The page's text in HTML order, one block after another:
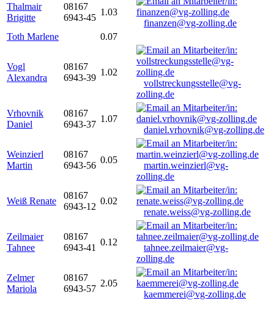
Thalmair
Brigitte
08167
6943-45
1.03
finanzen@vg-zolling.de
Toth Marlene
0.07
Vogl
Alexandra
08167
6943-39
1.02
vollstreckungsstelle@vg-
zolling.de
Vrhovnik
Daniel
08167
6943-37
1.07
daniel.vrhovnik@vg-zolling.de
Weinzierl
Martin
08167
6943-56
0.05
martin.weinzierl@vg-
zolling.de
Weiß Renate
08167
6943-12
0.02
renate.weiss@vg-zolling.de
Zeilmaier
Tahnee
08167
6943-41
0.12
tahnee.zeilmaier@vg-
zolling.de
Zelmer
Mariola
08167
6943-57
2.05
kaemmerei@vg-zolling.de